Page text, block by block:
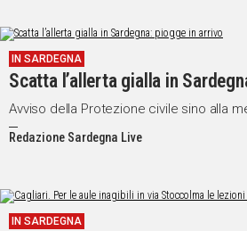
IN SARDEGNA
Scatta l’allerta gialla in
Avviso della Protezione civile sino alla
Redazione Sardegna Live
IN SARDEGNA